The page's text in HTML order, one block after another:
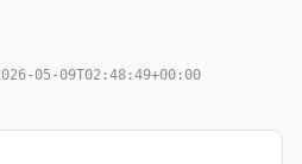
05-09T02:48:49+00:00